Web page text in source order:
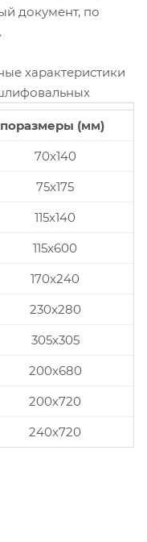
документ, по
характеристики
(мм)
70x140
75x175
115x140
115x600
170x240
230x280
305x305
200х680
200х720
240х720